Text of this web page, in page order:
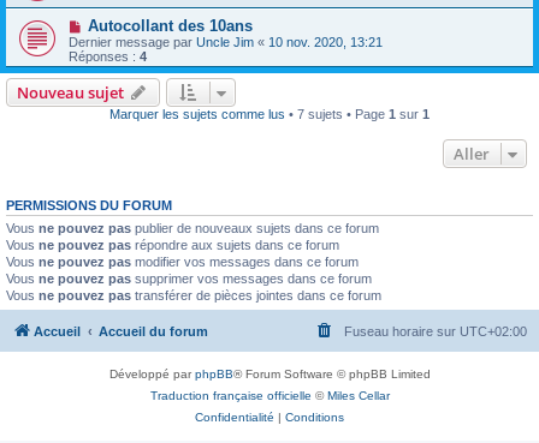
Autocollant des 10ans
Dernier message par Uncle Jim « 10 nov. 2020, 13:21
Réponses : 4
Nouveau sujet
Marquer les sujets comme lus • 7 sujets • Page 1 sur 1
Aller
PERMISSIONS DU FORUM
Vous ne pouvez pas publier de nouveaux sujets dans ce forum
Vous ne pouvez pas répondre aux sujets dans ce forum
Vous ne pouvez pas modifier vos messages dans ce forum
Vous ne pouvez pas supprimer vos messages dans ce forum
Vous ne pouvez pas transférer de pièces jointes dans ce forum
Accueil Accueil du forum Fuseau horaire sur UTC+02:00
Développé parphpBB® Forum Software © phpBB Limited
Traduction française officielle ©Miles Cellar
Confidentialité | Conditions